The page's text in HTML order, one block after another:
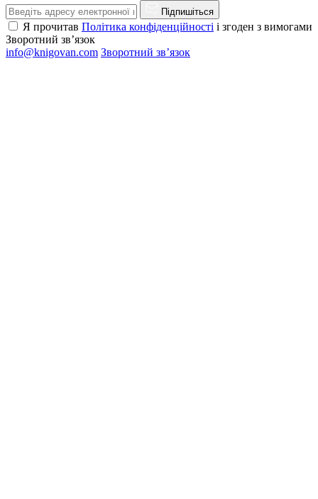
Підпишіться
Я прочитав Політика конфіденційності і згоден з вимогами
Зворотний зв’язок
info@knigovan.com Зворотний зв’язок